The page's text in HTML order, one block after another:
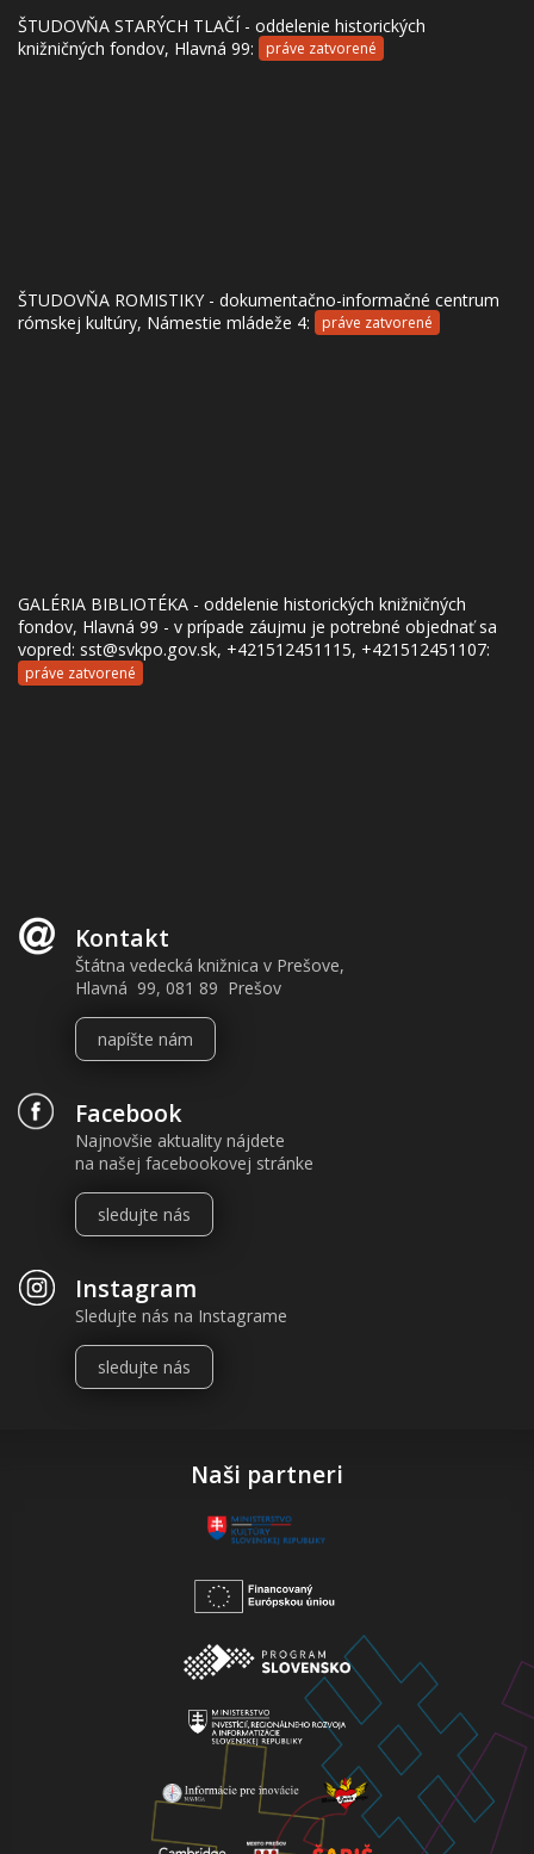
ŠTUDOVŇA STARÝCH TLAČÍ - oddelenie historických
knižničných fondov, Hlavná 99:
práve zatvorené
ŠTUDOVŇA ROMISTIKY - dokumentačno-informačné centrum
rómskej kultúry, Námestie mládeže 4:
práve zatvorené
GALÉRIA BIBLIOTÉKA - oddelenie historických knižničných
fondov, Hlavná 99 - v prípade záujmu je potrebné objednať sa
vopred: sst@svkpo.gov.sk, +421512451115, +421512451107:
práve zatvorené
Kontakt
Štátna vedecká knižnica v Prešove,
Hlavná 99, 081 89 Prešov
napíšte nám
Facebook
Najnovšie aktuality nájdete
na našej facebookovej stránke
sledujte nás
Instagram
Sledujte nás na Instagrame
sledujte nás
Naši partneri